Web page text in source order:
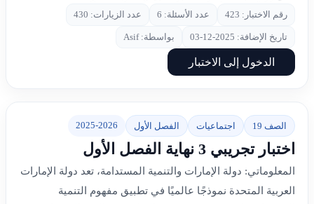
رقم الاختبار: 423 عدد الأسئلة: 6 عدد الزيارات: 430
تاريخ الإضافة: 2025-12-03 بواسطة: Asif
الدخول إلى الاختبار
الصف 19 اجتماعيات الفصل الأول 2025-2026
اختبار تجريبي 3 نهاية الفصل الأول
المعلوماتي: دولة الإمارات والتنمية المستدامة، تعد دولة الإمارات
العربية المتحدة نموذجًا عالميًا في تطبيق مفهوم التنمية